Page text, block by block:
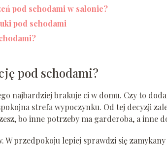
pod schodami w salonie?
pod schodami
pod schodami?
najbardziej brakuje ci w domu. Czy to
strefa wypoczynku. Od tej decyzji
bo inne potrzeby ma garderoba, a inne
W przedpokoju lepiej sprawdzi się